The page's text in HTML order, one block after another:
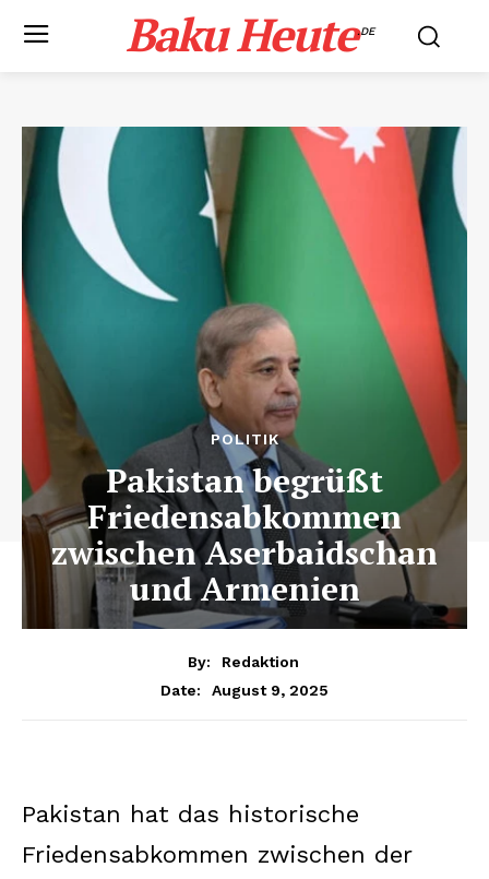
Baku Heute.DE
POLITIK
Pakistan begrüßt
Friedensabkommen
zwischen Aserbaidschan
und Armenien
By:
Redaktion
Date:
August 9, 2025
Pakistan hat das historische
Friedensabkommen zwischen der